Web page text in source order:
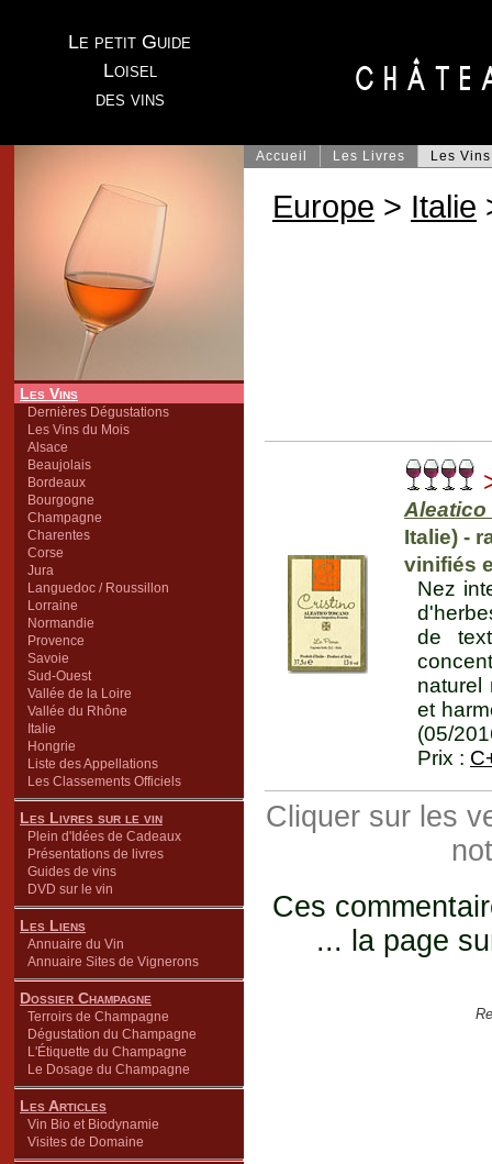
Le petit Guide
Loisel
des vins
Les Vins
Dernières Dégustations
Les Vins du Mois
Alsace
Beaujolais
Bordeaux
Bourgogne
Champagne
Charentes
Corse
Jura
Languedoc / Roussillon
Lorraine
Normandie
Provence
Savoie
Sud-Ouest
Vallée de la Loire
Vallée du Rhône
Italie
Hongrie
Liste des Appellations
Les Classements Officiels
Les Livres sur le vin
Plein d'Idées de Cadeaux
Présentations de livres
Guides de vins
DVD sur le vin
Les Liens
Annuaire du Vin
Annuaire Sites de Vignerons
Dossier Champagne
Terroirs de Champagne
Dégustation du Champagne
L'Étiquette du Champagne
Le Dosage du Champagne
Les Articles
Vin Bio et Biodynamie
Visites de Domaine
Accueil Les Livres Les Vins
Europe > Italie
Italie) -
vinifiés
Nez
de
naturel
et
(05/
Prix :
Cliquer sur les
Ces
... la page